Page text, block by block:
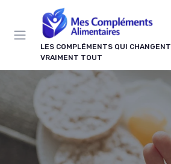
LES COMPLÉMENTS QUI CHANGENT
VRAIMENT TOUT
Panneau de gestion des cookies